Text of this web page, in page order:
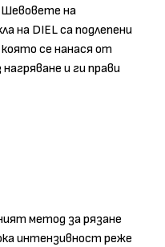
Шевовете на
на DIEL са подлепени
се нанася от
и ги прави
метод за рязане
интензивност реже